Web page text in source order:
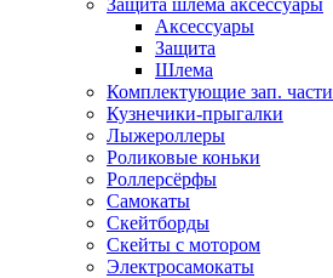
Защита шлема аксессуары
Аксессуары
Защита
Шлема
Комплектующие зап. части
Кузнечики-прыгалки
Лыжероллеры
Роликовые коньки
Роллерсёрфы
Самокаты
Скейтборды
Скейты с мотором
Электросамокаты